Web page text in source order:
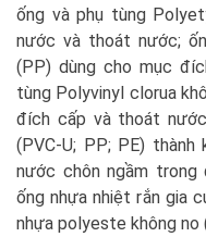
ống và phụ tùng
nước và thoát nước;
(PP) dùng cho mục
tùng Polyvinyl clorua
đích cấp và thoát
(PVC-U; PP; PE)
nước chôn ngầm trong
ống nhựa nhiệt rắn gia
nhựa polyeste không